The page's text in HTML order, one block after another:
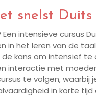
snelst Duits
Een intensieve cursus
in het leren van de
de kans om intensief
interactie met
te volgen,
in korte